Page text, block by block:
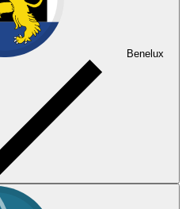
Benelux